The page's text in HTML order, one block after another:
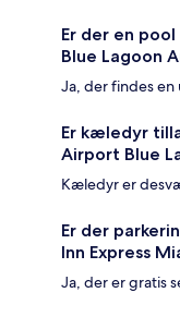
Er der en
Blue Lagoon
Ja, der findes
Er kæledyr
Airport Blue
Kæledyr er
Er der
Inn Express
Ja, der er gratis